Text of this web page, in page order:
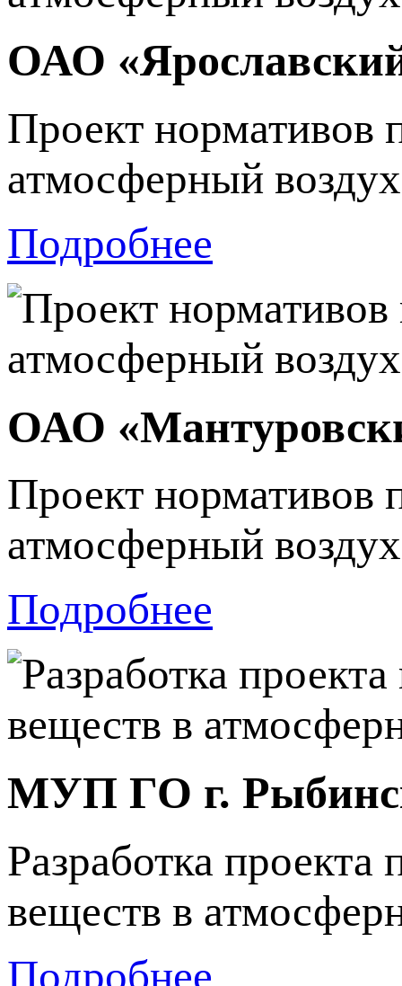
ОАО
Проект нормативов
атмосферный
Подробнее
ОАО
Проект нормативов
атмосферный
Подробнее
МУП ГО г.
Разработка
веществ в
Подробнее